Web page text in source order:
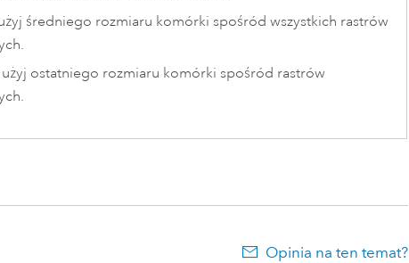
średniego rozmiaru komórki spośród wszystkich rastrów
ostatniego rozmiaru komórki spośród rastrów
Opinia na ten temat?